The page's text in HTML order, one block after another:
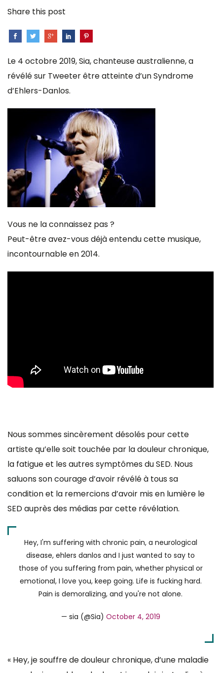
Share this post
Le 4 octobre 2019, Sia, chanteuse australienne, a
révélé sur Tweeter être atteinte d’un Syndrome
d’Ehlers-Danlos.
Vous ne la connaissez pas ?
Peut-être avez-vous déjà entendu cette musique,
incontournable en 2014.
Nous sommes sincèrement désolés pour cette
artiste qu’elle soit touchée par la douleur chronique,
la fatigue et les autres symptômes du SED. Nous
saluons son courage d’avoir révélé à tous sa
condition et la remercions d’avoir mis en lumière le
SED auprès des médias par cette révélation.
Hey, I'm suffering with chronic pain, a neurological
disease, ehlers danlos and I just wanted to say to
those of you suffering from pain, whether physical or
emotional, I love you, keep going. Life is fucking hard.
Pain is demoralizing, and you're not alone.
— sia (@Sia) October 4, 2019
« Hey, je souffre de douleur chronique, d’une maladie